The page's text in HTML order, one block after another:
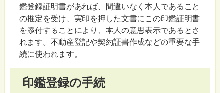
鑑登録証明書があれば、間違いなく本人であること
の推定を受け、実印を押した文書にこの印鑑証明書
を添付することにより、本人の意思表示であるとさ
れます。不動産登記や契約証書作成などの重要な手
続に使われます。
印鑑登録の手続